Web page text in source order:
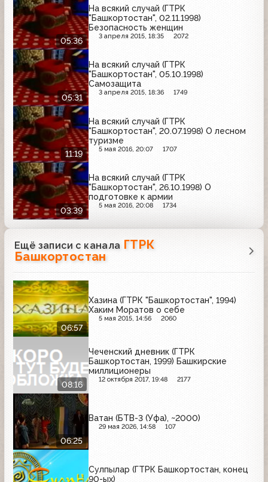
05:36
На всякий случай (ГТРК
"Башкортостан", 02.11.1998)
Безопасность женщин
3 апреля 2015, 18:35 2072
05:31
На всякий случай (ГТРК
"Башкортостан", 05.10.1998)
Самозащита
3 апреля 2015, 18:36 1749
11:19
На всякий случай (ГТРК
"Башкортостан", 20.07.1998) О лесном
туризме
5 мая 2016, 20:07 1707
03:39
На всякий случай (ГТРК
"Башкортостан", 26.10.1998) О
подготовке к армии
5 мая 2016, 20:08 1734
Ещё записи с канала ГТРК
Башкортостан
06:57
Хазина (ГТРК "Башкортостан", 1994)
Хаким Моратов о себе
5 мая 2015, 14:56 2060
08:16
Чеченский дневник (ГТРК
Башкортостан, 1999) Башкирские
миллиционеры
12 октября 2017, 19:48 2177
06:25
Ватан (БТВ-3 (Уфа), ~2000)
29 мая 2026, 14:58 107
Сулпылар (ГТРК Башкортостан, конец
90-ых)